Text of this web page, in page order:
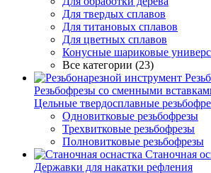
Для твердых сплавов
Для титановых сплавов
Для цветных сплавов
Конусные шариковые
Все категории (23)
Резьбофрезы со сменными
Цельные твердосплавные
Одновитковые резьбофрезы
Трехвитковые резьбофрезы
Полновитковые резьбофрезы
Станочная
Державки для накатки рефления